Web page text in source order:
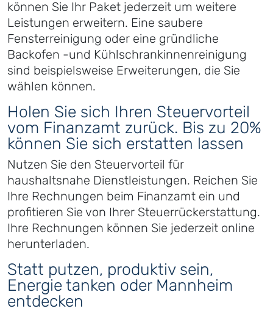
können Sie Ihr Paket jederzeit um weitere
Leistungen erweitern. Eine saubere
Fensterreinigung oder eine gründliche
Backofen -und Kühlschrankinnenreinigung
sind beispielsweise Erweiterungen, die Sie
wählen können.
Holen Sie sich Ihren Steuervorteil
vom Finanzamt zurück. Bis zu 20%
können Sie sich erstatten lassen
Nutzen Sie den Steuervorteil für
haushaltsnahe Dienstleistungen. Reichen Sie
Ihre Rechnungen beim Finanzamt ein und
profitieren Sie von Ihrer Steuerrückerstattung.
Ihre Rechnungen können Sie jederzeit online
herunterladen.
Statt putzen, produktiv sein,
Energie tanken oder Mannheim
entdecken